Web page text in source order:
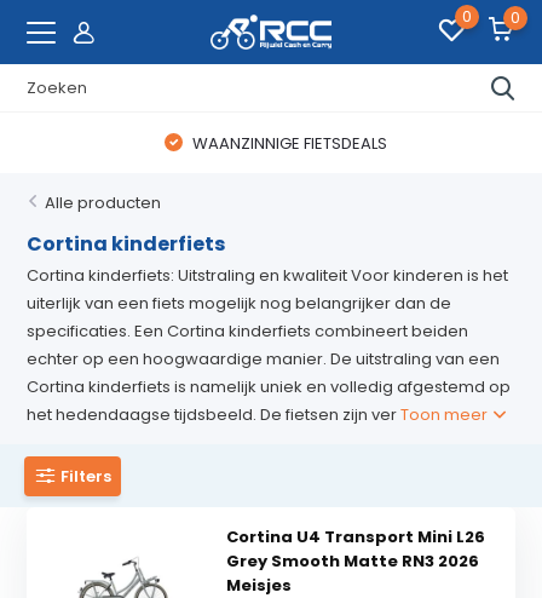
0 0
WAANZINNIGE FIETSDEALS
Alle producten
Cortina kinderfiets
Cortina kinderfiets: Uitstraling en kwaliteit Voor kinderen is het
uiterlijk van een fiets mogelijk nog belangrijker dan de
specificaties. Een Cortina kinderfiets combineert beiden
echter op een hoogwaardige manier. De uitstraling van een
Cortina kinderfiets is namelijk uniek en volledig afgestemd op
het hedendaagse tijdsbeeld. De fietsen zijn verToon meer
Filters
Cortina U4 Transport Mini L26
Grey Smooth Matte RN3 2026
Meisjes